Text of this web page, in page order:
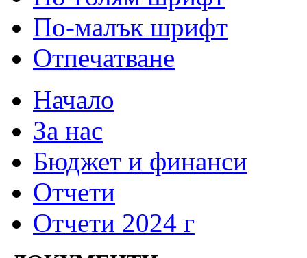
По-малък шрифт
Отпечатване
Начало
За нас
Бюджет и финанси
Отчети
Отчети 2024 г